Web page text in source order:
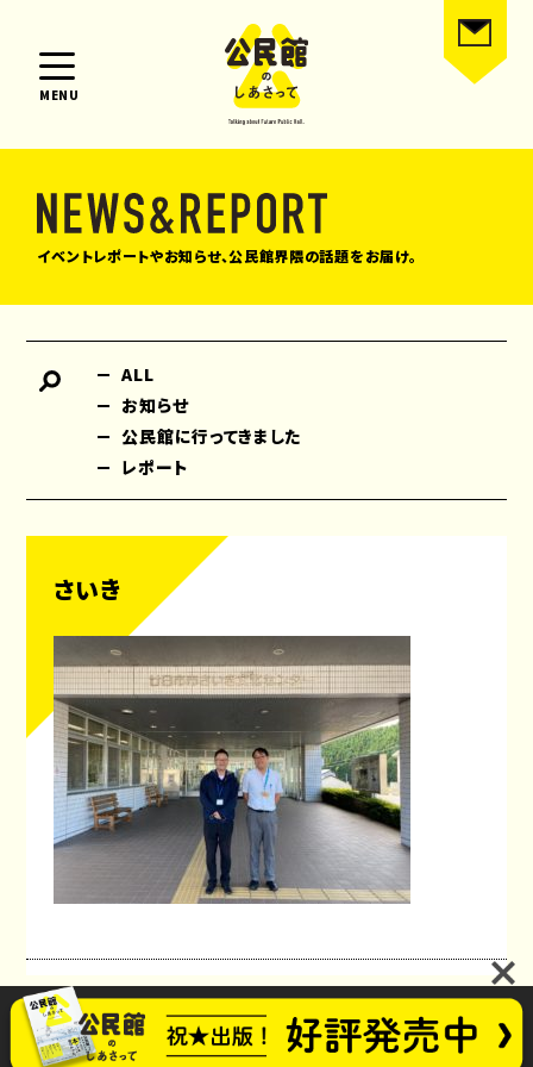
MENU
イベントレポートやお知らせ、公民館界隈の話題をお届け。
ALL
お知らせ
公民館に行ってきました
レポート
さいき
公民館のしあさってプロジェクト お問い合わせ
future_kominkan